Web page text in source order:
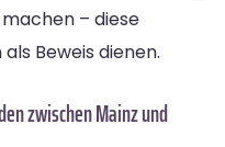
– diese
Beweis dienen.
zwischen Mainz und